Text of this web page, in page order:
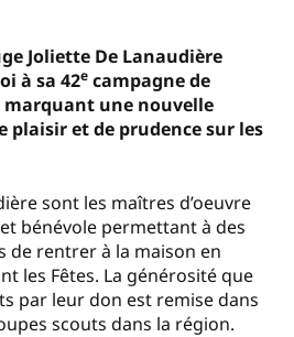
Joliette De Lanaudière
à sa 42e campagne de
une nouvelle
plaisir et de prudence sur les
sont les maîtres d’oeuvre
bénévole permettant à des
de rentrer à la maison en
les Fêtes. La générosité que
par leur don est remise dans
scouts dans la région.